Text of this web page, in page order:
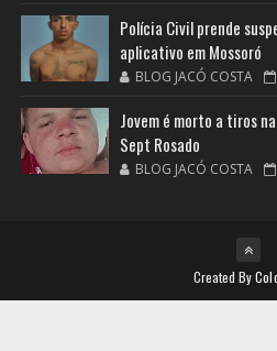
Polícia Civil prende
aplicativo em Mossoró
BLOG JACÓ COSTA
Jovem é morto a tiros
Sept Rosado
BLOG JACÓ COSTA
Created By